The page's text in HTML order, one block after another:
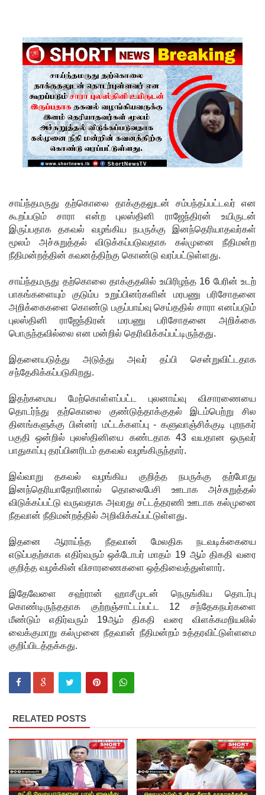
சர்வாதிகா
ஆட்சிக்கா
ன
முதற்படி!
நம்பிக்கை
யில்லாப்
ணையைத்
தோற்கடித்
தாலும்
லை
மோதல்
தொடர்கி
சஜித்
குற்றச்சாட்
டு
சிறை
ளுக்கும்
ராஜபக்ஷர்
தொடர்பா?
" :
த்தை
சாடிய
நாமல்!
குறைபாடு
காரணமா
க சில
நாடுகளில்
புதிய
சாய்ந்தமருது தற்கொலை தாக்குதலுடன் சம்பந்தப்பட்டவர் என
கூறப்படும் சாரா என்ற புலஸ்தினி ராஜேந்திரன் உயிருடன்
இருப்பதாக தகவல் வழங்கிய நபருக்கு இனந்தெரியாதவர்கள்
மூலம் அச்சுறுத்தல் விடுக்கப்படுவதாக கல்முனை நீதிமன்ற
நீதிமன்றத்தின் கவனத்திற்கு கொண்டு வரப்பட்டுள்ளது.
சாய்ந்தமருது தற்கொலை தாக்குதலில் உயிரிழந்த 16 பேரின் உடற்
பாகங்களையும் குடும்ப உறுப்பினர்களின் மரபணு பரிசோதனை
அறிக்கைகளை கொண்டு பகுப்பாய்வு செய்ததில் சாரா எனப்படும்
புலஸ்தினி ராஜேந்திரன் மரபணு பரிசோதனை அறிக்கை
பொருந்தவில்லை என மன்றில் தெரிவிக்கப்பட்டிருந்தது.
இதனையடுத்து அடுத்து அவர் தப்பி சென்றுவிட்டதாக
சந்தேகிக்கப்படுகிறது.
இதற்கமைய மேற்கொள்ளப்பட்ட புலனாய்வு விசாரணையை
தொடர்ந்து தற்கொலை குண்டுத்தாக்குதல் இடம்பெற்று சில
தினங்களுக்கு பின்னர் மட்டக்களப்பு - களுவாஞ்சிக்குடி புறநகர்
பகுதி ஒன்றில் புலஸ்தினியை கண்டதாக 43 வயதான ஒருவர்
பாதுகாப்பு தரப்பினரிடம் தகவல் வழங்கிருந்தார்.
இவ்வாறு தகவல் வழங்கிய குறித்த நபருக்கு தற்போது
இனந்தெரியாதோரினால் தொலைபேசி ஊடாக அச்சுறுத்தல்
விடுக்கப்பட்டு வருவதாக அவரது சட்டத்தரணி ஊடாக கல்முனை
நீதவான் நீதிமன்றத்தில் அறிவிக்கப்பட்டுள்ளது.
இதனை ஆராய்ந்த நீதவான் மேலதிக நடவடிக்கையை
எடுப்பதற்காக எதிர்வரும் ஒக்டோபர் மாதம் 19 ஆம் திகதி வரை
குறித்த வழக்கின் விசாரணைகளை ஒத்திவைத்துள்ளார்.
இதேவேளை சஹ்ரான் ஹாசீமுடன் நெருங்கிய தொடர்பு
கொண்டிருந்ததாக குற்றஞ்சாட்டப்பட்ட 12 சந்தேகநபர்களை
மீண்டும் எதிர்வரும் 19ஆம் திகதி வரை விளக்கமறியலில்
வைக்குமாறு கல்முனை நீதவான் நீதிமன்றம் உத்தரவிட்டுள்ளமை
குறிப்பிடத்தக்கது.
RELATED POSTS